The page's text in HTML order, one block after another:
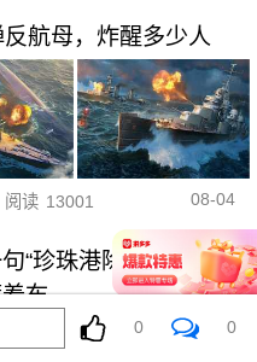
反航母，炸醒多少人
阅读 13001 08-04
“珍珠港除外”，撕开美
布
0 0